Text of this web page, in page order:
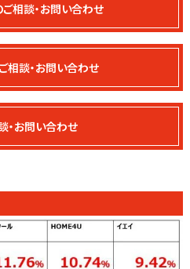
ご相談・お問い合わせ
相談・お問い合わせ
・お問い合わせ